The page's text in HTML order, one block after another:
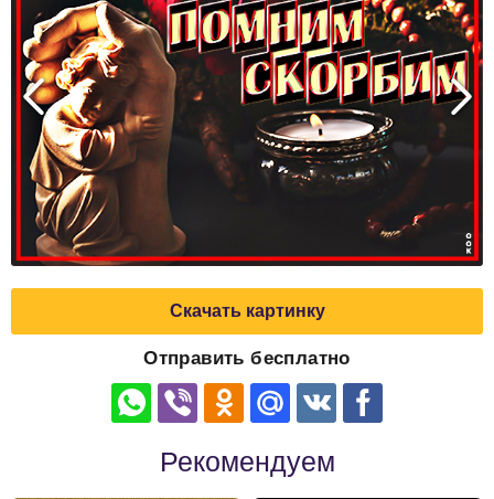
Скачать картинку
Отправить бесплатно
Рекомендуем